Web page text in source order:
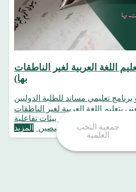
اللغة العربية لغير الناطقات
بها)
برنامج تعليمي مساند للطلبة الدوليين
بتعليم اللغة العربية لغير الناطقات
الدوليين زوجات عبر بيئات تفاعلية
من خلال أساتذة متخصصين
المزيد